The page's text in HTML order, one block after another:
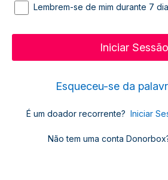
Lembrem-se de mim durante 7
Esqueceu-se da
É um doador recorrente? Iniciar
Não tem uma conta